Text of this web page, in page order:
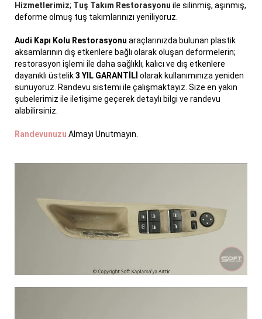
Hizmetlerimiz; Tuş Takım Restorasyonu ile silinmiş, aşınmış,
deforme olmuş tuş takımlarınızı yeniliyoruz.
Audi Kapı Kolu Restorasyonu araçlarınızda bulunan plastik
aksamlarının dış etkenlere bağlı olarak oluşan deformelerin;
restorasyon işlemi ile daha sağlıklı, kalıcı ve dış etkenlere
dayanıklı üstelik3 YIL GARANTİLİ olarak kullanımınıza yeniden
sunuyoruz. Randevu sistemi ile çalışmaktayız. Size en yakın
şubelerimiz ile iletişime geçerek detaylı bilgi ve randevu
alabilirsiniz.
Randevunuzu Almayı Unutmayın.